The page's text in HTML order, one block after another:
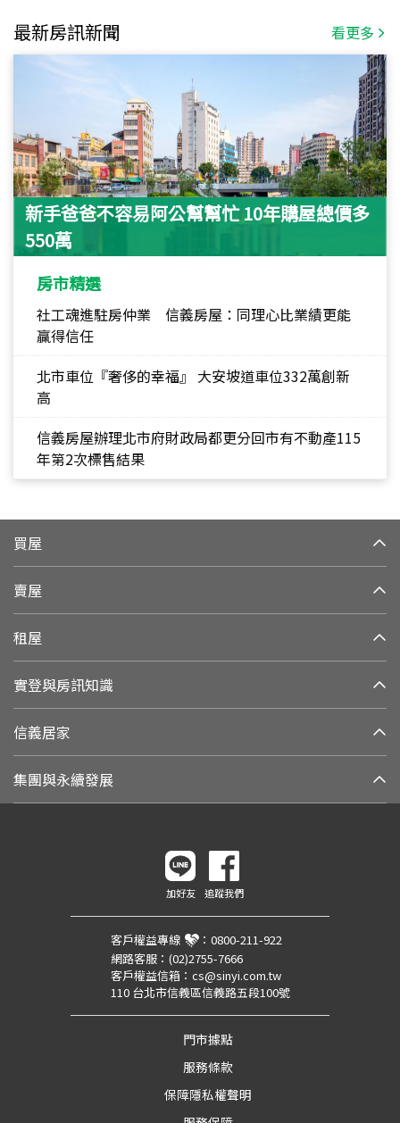
最新房訊新聞 看更多
新手爸爸不容易阿公幫幫忙 10年購屋總價多
550萬
房市精選
社工魂進駐房仲業 信義房屋：同理心比業績更能
贏得信任
北市車位『奢侈的幸福』 大安坡道車位332萬創新
高
信義房屋辦理北市府財政局都更分回市有不動產115
年第2次標售結果
買屋
賣屋
租屋
實登與房訊知識
信義居家
集團與永續發展
加好友 追蹤我們
客戶權益專線 ： 0800-211-922
網路客服： (02)2755-7666
客戶權益信箱： cs@sinyi.com.tw
110 台北市信義區信義路五段100號
門市據點
服務條款
保障隱私權聲明